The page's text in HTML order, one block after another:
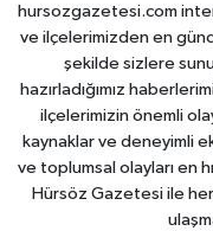
hursozgazetesi.com
ve ilçelerimizden en
şekilde sizlere
hazırladığımız
ilçelerimizin önemli
kaynaklar ve deneyimli
ve toplumsal olayları en
Hürsöz Gazetesi ile